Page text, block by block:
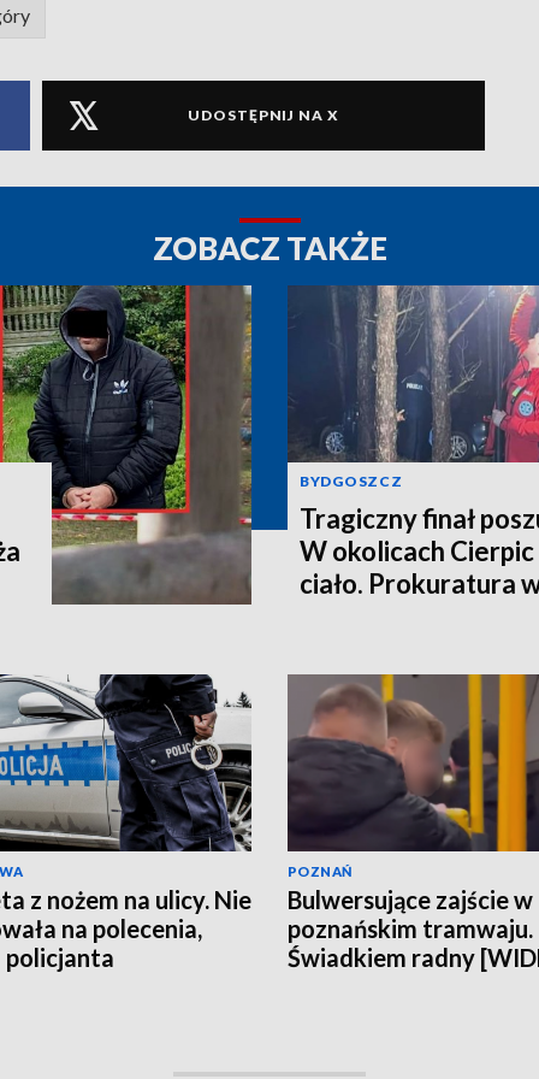
UDOSTĘPNIJ NA X
ZOBACZ TAKŻE
BYDGOSZCZ
Tragiczny finał
W okolicach
ciało. Prokuratura
z nożem na ulicy. Nie
na polecenia,
policjanta
POZNAŃ
Bulwersujące zajście w
poznańskim tramwaju.
Świadkiem radny